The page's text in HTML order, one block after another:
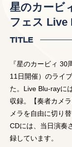
星のカービ
フェス Live
TITLE
『星のカービィ
11日開催）のライ
た。Live Blu-rayに
収録。【奏者カメ
メラを自由に切り
CDには、当日演奏
録しています。